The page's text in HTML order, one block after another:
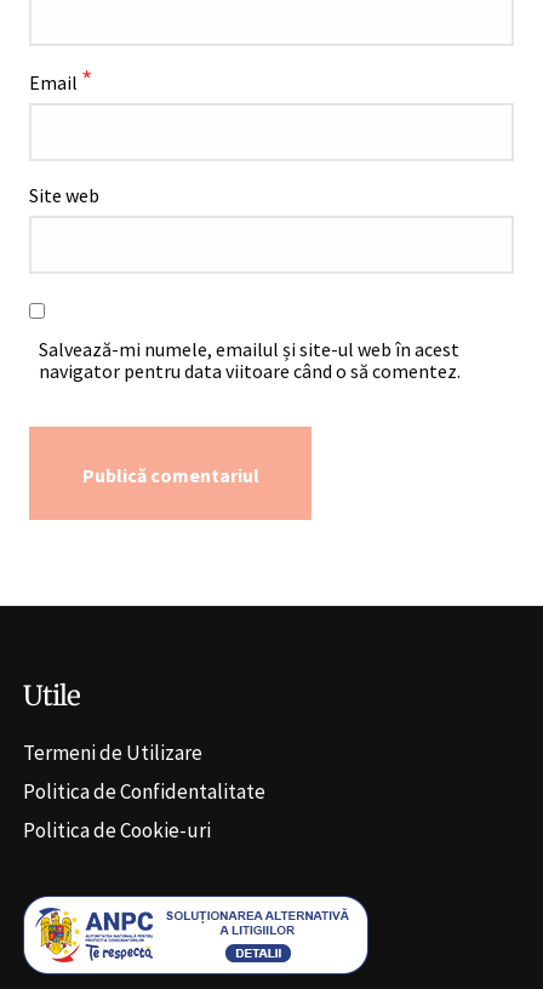
Email *
Site web
Salvează-mi numele, emailul și site-ul web în acest
navigator pentru data viitoare când o să comentez.
Utile
Termeni de Utilizare
Politica de Confidentalitate
Politica de Cookie-uri